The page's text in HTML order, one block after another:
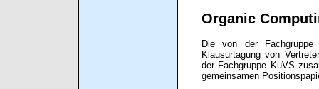
Organic
Die von der
Klausurtagung von
der Fachgruppe KuVS
gemeinsamen